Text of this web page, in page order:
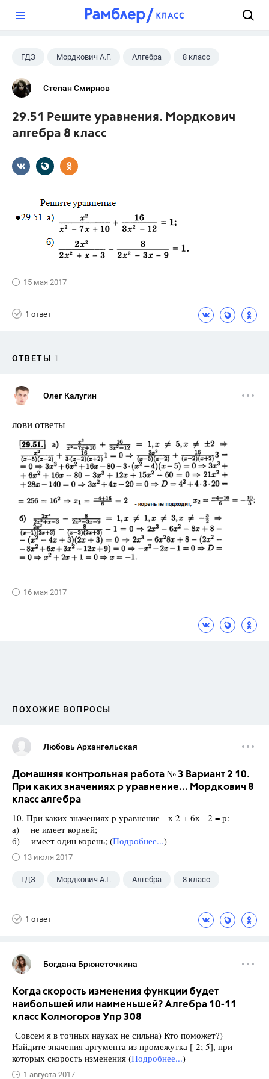
ГДЗ Мордкович А.Г. Алгебра 8 класс
Степан Смирнов
29.51 Решите уравнения. Мордкович
алгебра 8 класс
15 мая 2017
1 ответ
ОТВЕТЫ 1
Олег Калугин
лови ответы
16 мая 2017
ПОХОЖИЕ ВОПРОСЫ
Любовь Архангельская
Домашняя контрольная работа № 3 Вариант 2 10.
При каких значениях р уравнение... Мордкович 8
класс алгебра
10. При каких значениях р уравнение -х 2 + 6х - 2 = р:
а) не имеет корней;
б) имеет один корень; (Подробнее...)
13 июля 2017
ГДЗ Мордкович А.Г. Алгебра 8 класс
1 ответ
Богдана Брюнеточкина
Когда скорость изменения функции будет
наибольшей или наименьшей? Алгебра 10-11
класс Колмогоров Упр 308
Совсем я в точных науках не сильна) Кто поможет?)
Найдите значения аргумента из промежутка [-2; 5], при
которых скорость изменения (Подробнее...)
1 августа 2017